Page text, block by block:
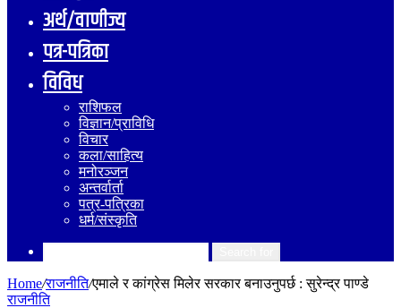
अर्थ/वाणीज्य
पत्र-पत्रिका
विविध
राशिफल
विज्ञान/प्राविधि
विचार
कला/साहित्य
मनोरञ्जन
अन्तर्वार्ता
पत्र-पत्रिका
धर्म/संस्कृति
Home/राजनीति/एमाले र कांग्रेस मिलेर सरकार बनाउनुपर्छ : सुरेन्द्र पाण्डे
राजनीति